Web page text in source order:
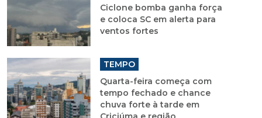
Ciclone bomba ganha força
e coloca SC em alerta para
ventos fortes
TEMPO
Quarta-feira começa com
tempo fechado e chance
chuva forte à tarde em